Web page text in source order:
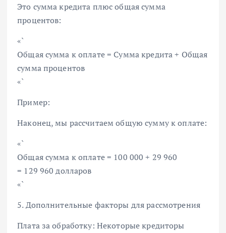
Это сумма кредита плюс общая сумма
процентов:
«`
Общая сумма к оплате = Сумма кредита + Общая
сумма процентов
«`
Пример:
Наконец, мы рассчитаем общую сумму к оплате:
«`
Общая сумма к оплате = 100 000 + 29 960
= 129 960 долларов
«`
5. Дополнительные факторы для рассмотрения
Плата за обработку: Некоторые кредиторы